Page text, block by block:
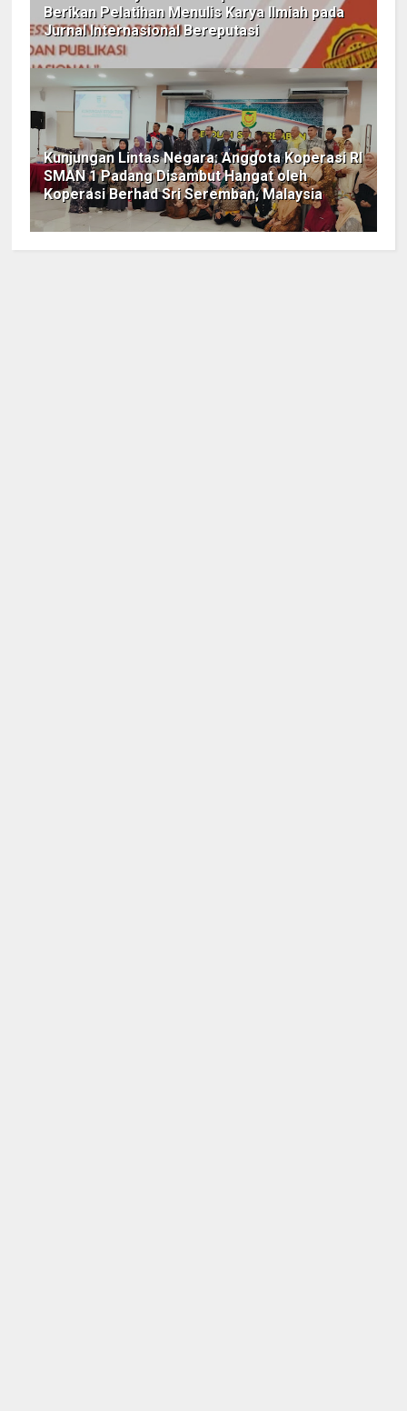
Berikan Pelatihan Menulis Karya Ilmiah pada
Jurnal Internasional Bereputasi
Kunjungan Lintas Negara: Anggota Koperasi RI
SMAN 1 Padang Disambut Hangat oleh
Koperasi Berhad Sri Seremban, Malaysia